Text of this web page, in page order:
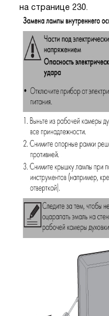
на странице 230.